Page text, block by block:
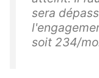
sera
soit 234/